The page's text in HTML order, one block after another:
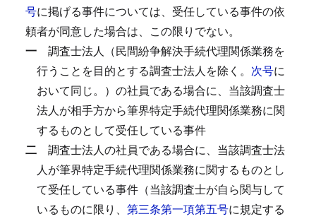
号に掲げる事件については、受任している事件の依
頼者が同意した場合は、この限りでない。
一 調査士法人（民間紛争解決手続代理関係業務を
行うことを目的とする調査士法人を除く。 次号に
おいて同じ。）の社員である場合に、当該調査士
法人が相手方から筆界特定手続代理関係業務に関
するものとして受任している事件
二 調査士法人の社員である場合に、当該調査士法
人が筆界特定手続代理関係業務に関するものとし
て受任している事件（当該調査士が自ら関与して
いるものに限り、 第三条第一項第五号に規定する